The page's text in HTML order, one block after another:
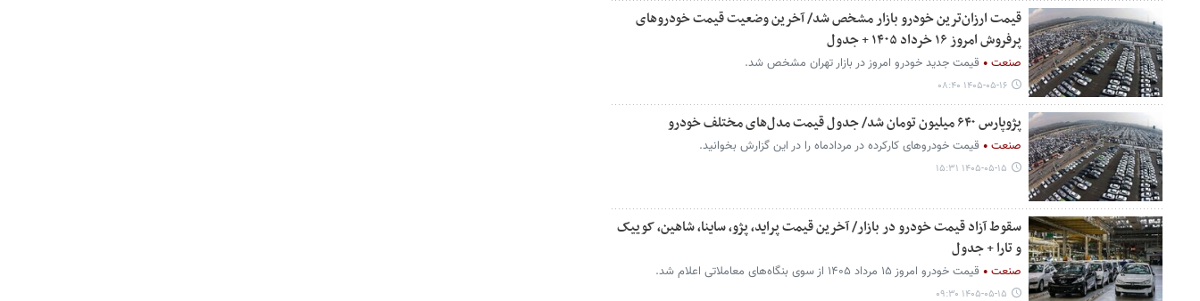
قیمت ارزان‌ترین خودرو بازار مشخص شد/ آخرین وضعیت قیمت خودروهای
پرفروش امروز ۱۶ خرداد ۱۴۰۵ + جدول
صنعت قیمت جدید خودرو امروز در بازار تهران مشخص شد.
۱۴۰۵-۰۵-۱۶ ۰۸:۴۰
پژوپارس ۶۴۰ میلیون تومان شد/ جدول قیمت مدل‌های مختلف خودرو
صنعت قیمت خودروهای کارکرده در مردادماه را در این گزارش بخوانید.
۱۴۰۵-۰۵-۱۵ ۱۵:۳۱
سقوط آزاد قیمت خودرو در بازار/ آخرین قیمت پراید، پژو، ساینا، شاهین، کوییک
و تارا + جدول
صنعت قیمت خودرو امروز ۱۵ مرداد ۱۴۰۵ از سوی بنگاه‌های معاملاتی اعلام شد.
۱۴۰۵-۰۵-۱۵ ۰۹:۳۰